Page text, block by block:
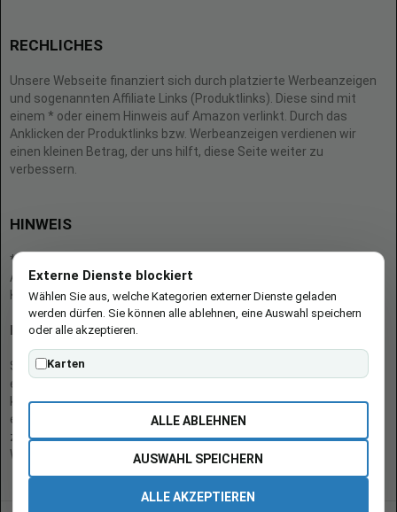
RECHLICHES
Unsere Webseite finanziert sich durch platzierte Werbeanzeigen
und sogenannten Affiliate Links (Produktlinks). Diese sind mit
einem * oder einem Hinweis auf Amazon verlinkt. Durch das
Anklicken der Produktlinks bzw. Werbeanzeigen verdienen wir
einen kleinen Betrag, der uns hilft, diese Seite weiter zu
verbessern.
HINWEIS
* = Afilliate-Link (=Werbung)
Als Amazon-Partner verdient der Seitenbetreiber an qualifizierten
Käufen.
Hinweis zu Preisen und Verfügbarkeiten
Sofern Produktpreise und Verfügbarkeiten angezeigt werden,
entsprechen diese dem angegebenen Stand (Datum/Uhrzeit) und
können sich auf der verlinkten Seite jederzeit ändern. Für den Kauf
eines Produkts gelten die Angaben zu Preis und Verfügbarkeit, die
zum Kaufzeitpunkt [auf der/den maßgeblichen Amazon-
Website(s)] angezeigt werden.
Externe Dienste blockiert
Wählen Sie aus, welche Kategorien externer Dienste geladen
werden dürfen. Sie können alle ablehnen, eine Auswahl speichern
oder alle akzeptieren.
Karten
ALLE ABLEHNEN
AUSWAHL SPEICHERN
ALLE AKZEPTIEREN